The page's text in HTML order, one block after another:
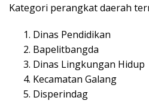
Kategori perangkat daerah
Dinas Pendidikan
Bapelitbangda
Dinas Lingkungan Hidup
Kecamatan Galang
Disperindag